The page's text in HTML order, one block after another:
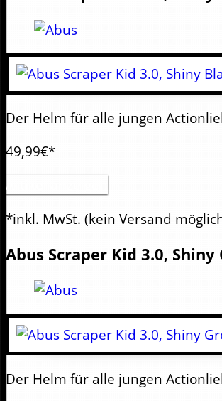
Der Helm für alle jungen
49,99€*
Artikel anzeigen
*inkl. MwSt. (kein Versand
Abus Scraper Kid 3.0, Shiny
Der Helm für alle jungen